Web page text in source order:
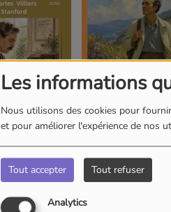
Les informations
Nous utilisons des cookies pour
et pour améliorer l'expérience de nos
Tout accepter Tout refuser
Analytics